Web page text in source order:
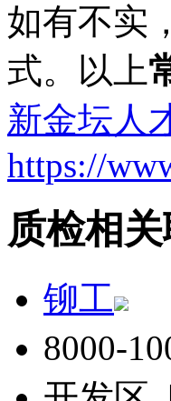
如有不实
式。以上
新金坛人
https://
质检相
铆工
8000-